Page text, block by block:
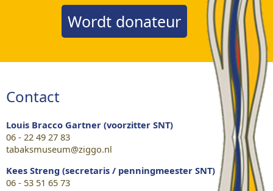
Wordt donateur
Contact
Louis Bracco Gartner (voorzitter SNT)
06 - 22 49 27 83
tabaksmuseum@ziggo.nl
Kees Streng (secretaris / penningmeester SNT)
06 - 53 51 65 73